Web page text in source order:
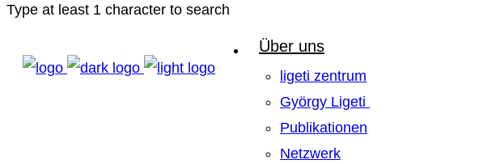
Type at least 1 character to search
Über uns
ligeti zentrum
György Ligeti
Publikationen
Netzwerk